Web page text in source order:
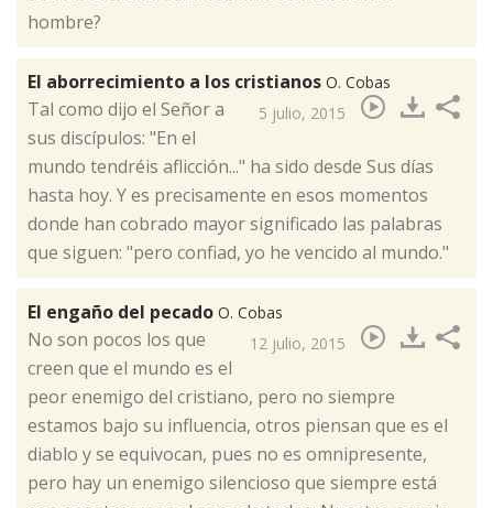
hombre?
El aborrecimiento a los cristianos O. Cobas
5 julio, 2015
​Tal como dijo el Señor a
sus discípulos: "En el
mundo tendréis aflicción..." ha sido desde Sus días
hasta hoy. Y es precisamente en esos momentos
donde han cobrado mayor significado las palabras
que siguen: "pero confiad, yo he vencido al mundo."
El engaño del pecado O. Cobas
12 julio, 2015
​No son pocos los que
creen que el mundo es el
peor enemigo del cristiano, pero no siempre
estamos bajo su influencia, otros piensan que es el
diablo y se equivocan, pues no es omnipresente,
pero hay un enemigo silencioso que siempre está